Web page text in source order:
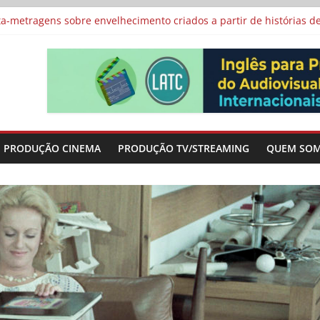
e divide prêmio principal entre “Manas” e “O Agente Secreto”
Curta Cinema
de escolas públicas
protagonizam adaptação brasileira de série argentina para o
PRODUÇÃO CINEMA PRODUÇÃO TV/STREAMING QUEM